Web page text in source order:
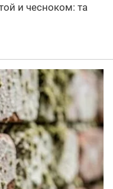
и чесноком: та